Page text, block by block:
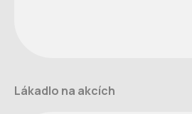
Lákadlo na akcích